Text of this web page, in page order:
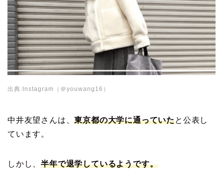
出典:Instagram（＠youwang16）
中井友望さんは、東京都の大学に通っていたと公表し
ています。
しかし、半年で退学しているようです。